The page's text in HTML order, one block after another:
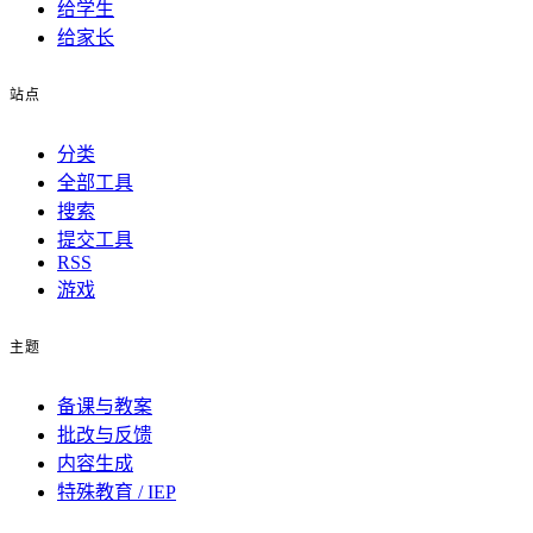
给学生
给家长
站点
分类
全部工具
搜索
提交工具
RSS
游戏
主题
备课与教案
批改与反馈
内容生成
特殊教育 / IEP